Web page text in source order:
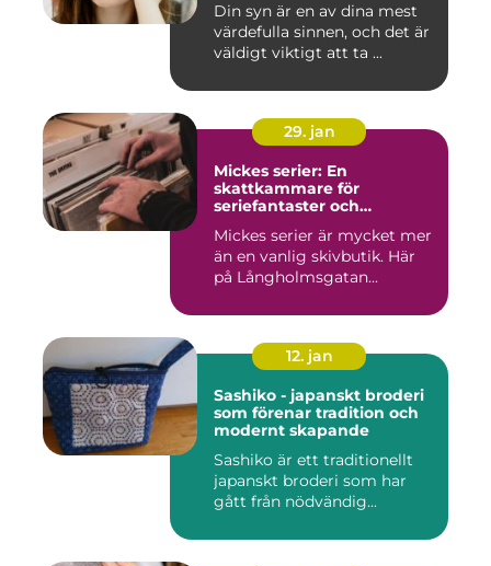
Din syn är en av dina mest
värdefulla sinnen, och det är
väldigt viktigt att ta ...
29. jan
Mickes serier: En
skattkammare för
seriefantaster och
Mickes serier är mycket mer
än en vanlig skivbutik. Här
på Långholmsgatan...
12. jan
Sashiko - japanskt broderi
som förenar tradition och
modernt skapande
Sashiko är ett traditionellt
japanskt broderi som har
gått från nödvändig...